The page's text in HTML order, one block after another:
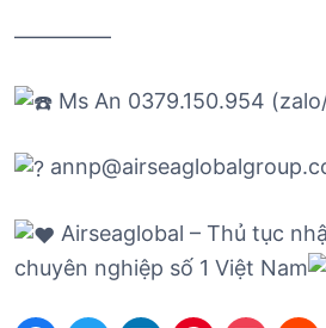
————–
Ms An 0379.150.954
Airseaglobal – Thủ tục
chuyên nghiệp số 1 Việt Nam